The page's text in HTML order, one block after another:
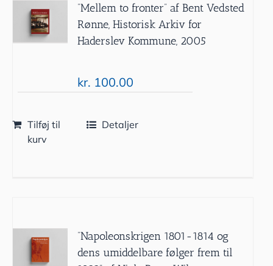
”Mellem to fronter” af Bent Vedsted
Rønne, Historisk Arkiv for
Haderslev Kommune, 2005
kr. 100.00
Tilføj til
kurv
Detaljer
”Napoleonskrigen 1801-1814 og
dens umiddelbare følger frem til